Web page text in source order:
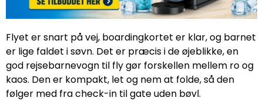
Flyet er snart på vej, boardingkortet er klar, og barnet
er lige faldet i søvn. Det er præcis i de øjeblikke, en
god rejsebarnevogn til fly gør forskellen mellem ro og
kaos. Den er kompakt, let og nem at folde, så den
følger med fra check-in til gate uden bøvl.